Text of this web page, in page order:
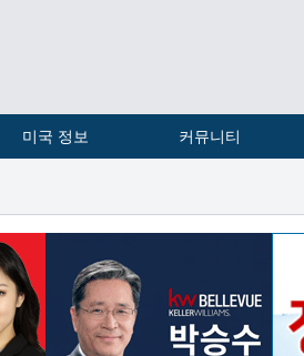
미국 정보 커뮤니티